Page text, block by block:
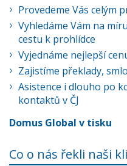
Provedeme Vás celým
Vyhledáme Vám na
cestu k prohlídce
Vyjednáme nejlepší
Zajistíme překlady,
Asistence i dlouho po
kontaktů v ČJ
Domus Global v tisku
Co o nás řekli naši